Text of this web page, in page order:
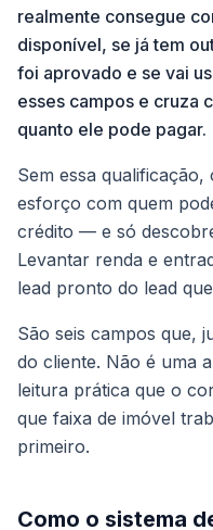
realmente consegue
disponível, se já tem
foi aprovado e se vai
esses campos e cruza
quanto ele pode pagar.
Sem essa
esforço com quem
crédito — e só
Levantar renda e
lead pronto do lead
São seis campos que,
do cliente. Não é uma
leitura prática que o
que faixa de imóvel
primeiro.
Como o sistema